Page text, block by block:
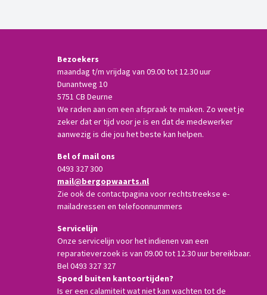
Bezoekers
maandag t/m vrijdag van 09.00 tot 12.30 uur
Dunantweg 10
5751 CB Deurne
We raden aan om een afspraak te maken. Zo weet je
zeker dat er tijd voor je is en dat de medewerker
aanwezig is die jou het beste kan helpen.
Bel of mail ons
0493 327 300
mail@bergopwaarts.nl
Zie ook de contactpagina voor rechtstreekse e-
mailadressen en telefoonnummers
Servicelijn
Onze servicelijn voor het indienen van een
reparatieverzoek is van 09.00 tot 12.30 uur bereikbaar.
Bel 0493 327 327
Spoed buiten kantoortijden?
Is er een calamiteit wat niet kan wachten tot de